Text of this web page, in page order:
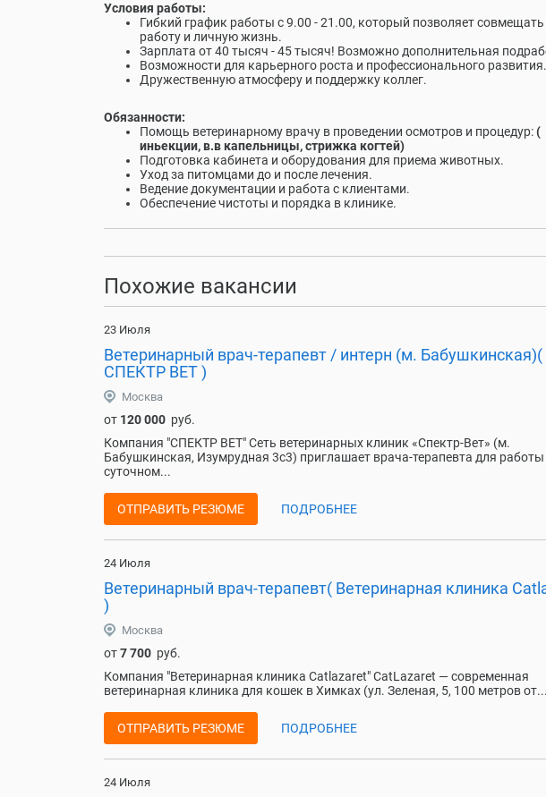
Условия работы:
Гибкий график работы с 9.00 - 21.00, который позволяет совмещать
работу и личную жизнь.
Зарплата от 40 тысяч - 45 тысяч! Возможно дополнительная
Возможности для карьерного роста и профессионального развития.
Дружественную атмосферу и поддержку коллег.
Обязанности:
Помощь ветеринарному врачу в проведении осмотров и процедур:(
иньекции, в.в капельницы, стрижка когтей)
Подготовка кабинета и оборудования для приема животных.
Уход за питомцами до и после лечения.
Ведение документации и работа с клиентами.
Обеспечение чистоты и порядка в клинике.
Похожие вакансии
23 Июля
Ветеринарный врач-терапевт / интерн (м. Бабушкинская)(
СПЕКТР ВЕТ )
Москва
от 120 000 руб.
Компания "СПЕКТР ВЕТ" Сеть ветеринарных клиник «Спектр-Вет» (м.
Бабушкинская, Изумрудная 3с3) приглашает врача-терапевта для работы
суточном...
ОТПРАВИТЬ РЕЗЮМЕ ПОДРОБНЕЕ
24 Июля
Ветеринарный врач-терапевт( Ветеринарная клиника
)
Москва
от7 700 руб.
Компания "Ветеринарная клиника Catlazaret" CatLazaret — современная
ветеринарная клиника для кошек в Химках (ул. Зеленая, 5, 100 метров
ОТПРАВИТЬ РЕЗЮМЕ ПОДРОБНЕЕ
24 Июля